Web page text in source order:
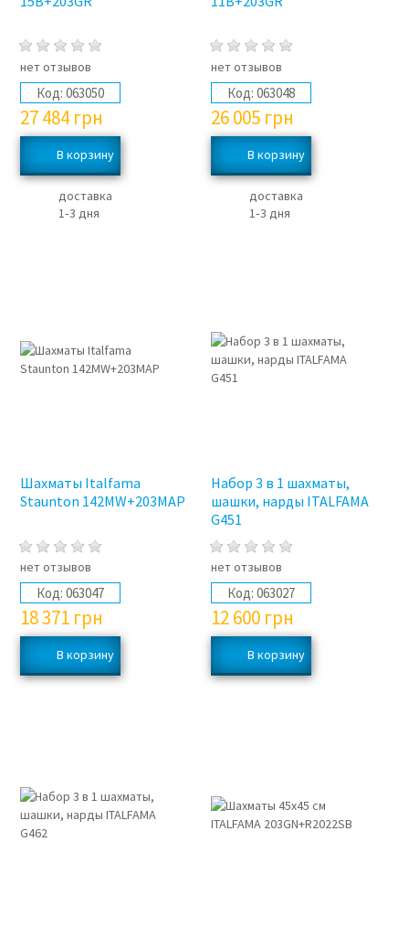
нет отзывов
Код: 063050
27 484 грн
доставка
1‑3 дня
нет отзывов
Код: 063048
26 005 грн
доставка
1‑3 дня
Шахматы Italfama
Staunton 142MW+203MAP
нет отзывов
Код: 063047
18 371 грн
Набор 3 в 1 шахматы,
шашки, нарды ITALFAMA
G451
нет отзывов
Код: 063027
12 600 грн